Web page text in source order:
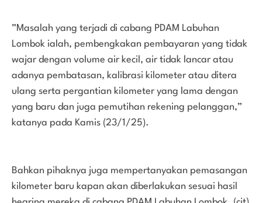
”Masalah yang terjadi di cabang PDAM Labuhan
Lombok ialah, pembengkakan pembayaran yang tidak
wajar dengan volume air kecil, air tidak lancar atau
adanya pembatasan, kalibrasi kilometer atau ditera
ulang serta pergantian kilometer yang lama dengan
yang baru dan juga pemutihan rekening pelanggan,”
katanya pada Kamis (23/1/25).
Bahkan pihaknya juga mempertanyakan pemasangan
kilometer baru kapan akan diberlakukan sesuai hasil